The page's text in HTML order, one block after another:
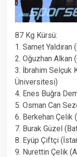
87 Kg Kürsü:
1. Samet
2. Oğuzhan Alkan
3. İbrahim Selçuk
Üniversitesi)
4. Enes Buğra
5. Osman Can
6. Berkehan Çelik
7. Burak Güzel
8. Eyüp Çiftçi
9. Nurettin Çelik